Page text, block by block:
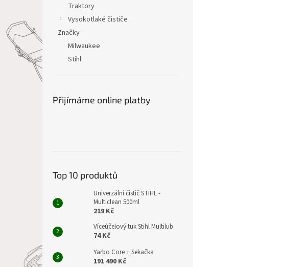
Traktory
Vysokotlaké čističe
Značky
Milwaukee
Stihl
Přijímáme online platby
Top 10 produktů
Univerzální čistič STIHL -
Multiclean 500ml
219 Kč
Víceúčelový tuk Stihl Multilub
74 Kč
Yarbo Core + Sekačka
191 490 Kč